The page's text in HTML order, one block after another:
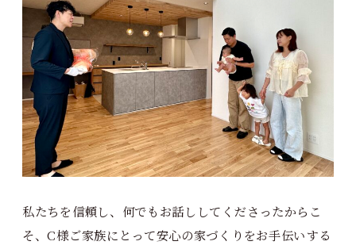
私たちを信頼し、何でもお話ししてくださったからこ
そ、C様ご家族にとって安心の家づくりをお手伝いする